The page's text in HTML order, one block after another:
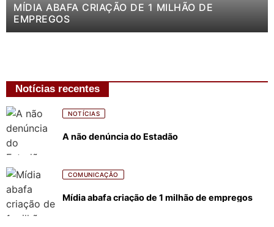
MÍDIA ABAFA CRIAÇÃO DE 1 MILHÃO DE
EMPREGOS
Notícias recentes
NOTÍCIAS
A não denúncia do Estadão
COMUNICAÇÃO
Mídia abafa criação de 1 milhão de empregos